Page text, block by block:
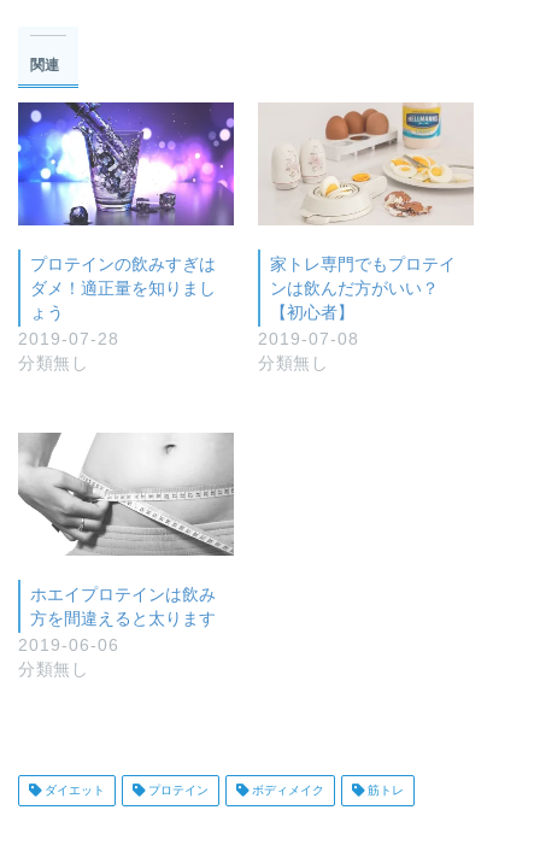
関連
プロテインの飲みすぎは
ダメ！適正量を知りまし
ょう
2019-07-28
分類無し
家トレ専門でもプロテイ
ンは飲んだ方がいい？
【初心者】
2019-07-08
分類無し
ホエイプロテインは飲み
方を間違えると太ります
2019-06-06
分類無し
ダイエット プロテイン ボディメイク 筋トレ